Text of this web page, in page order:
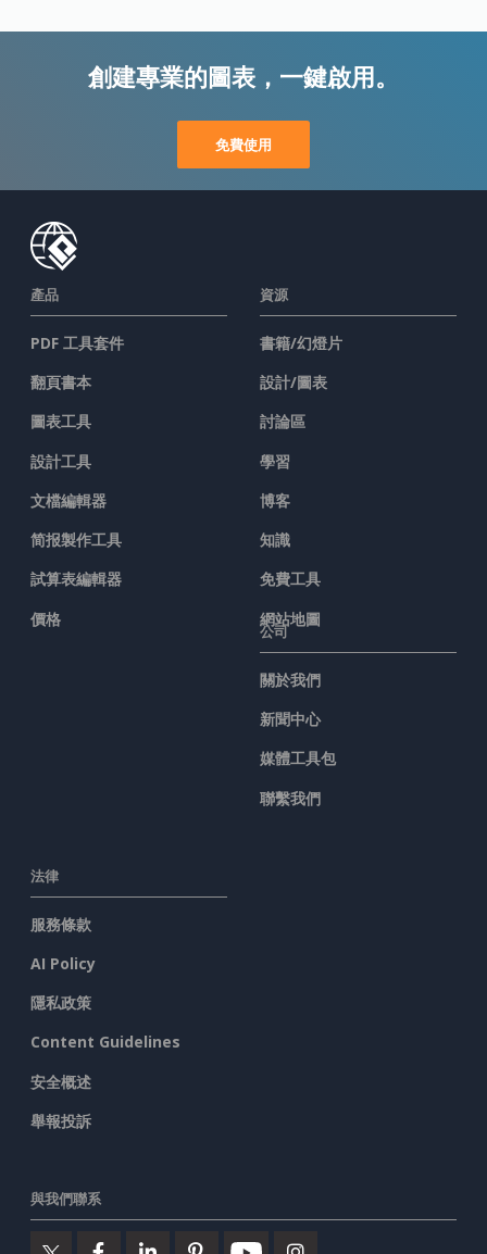
創建專業的圖表，一鍵啟用。
免費使用
產品
PDF 工具套件
翻頁書本
圖表工具
設計工具
文檔編輯器
简报製作工具
試算表編輯器
價格
資源
書籍/幻燈片
設計/圖表
討論區
學習
博客
知識
免費工具
網站地圖
公司
關於我們
新聞中心
媒體工具包
聯繫我們
法律
服務條款
AI Policy
隱私政策
Content Guidelines
安全概述
舉報投訴
與我們聯系